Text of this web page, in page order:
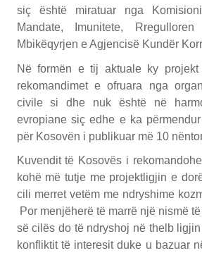
siç është miratuar nga
Mandate, Imunitete,
Mbikëqyrjen e Agjencisë Kundër
Në formën e tij aktuale ky
rekomandimet e ofruara nga
civile si dhe nuk është në
evropiane siç edhe e ka
për Kosovën i publikuar më 10
Kuvendit të Kosovës i
kohë më tutje me projektligjin e
cili merret vetëm me ndryshime
Por menjëherë të marrë një nismë
së cilës do të ndryshoj në thelb
konfliktit të interesit duke u bazuar